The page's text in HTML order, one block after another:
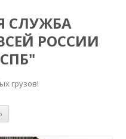
СЛУЖБА
РОССИИ
грузов!